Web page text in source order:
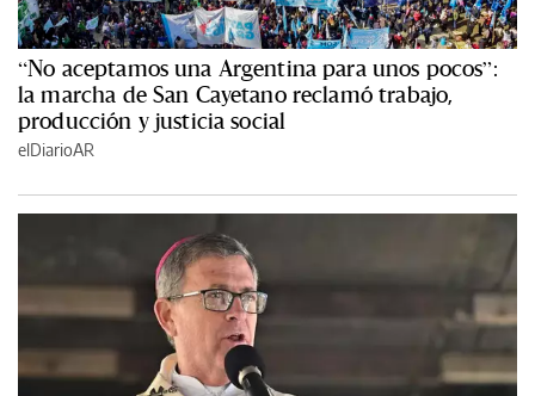
“No aceptamos una Argentina para unos pocos”:
la marcha de San Cayetano reclamó trabajo,
producción y justicia social
elDiarioAR